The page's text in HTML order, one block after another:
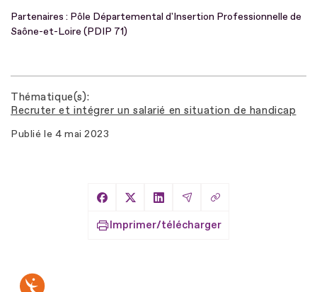
Partenaires : Pôle Départemental d'Insertion Professionnelle de
Saône-et-Loire (PDIP 71)
Thématique(s)
Recruter et intégrer un salarié en situation de handicap
Publié le 4 mai 2023
Partager sur Facebook
Partager sur X
Partager sur LinkedIn
Partager par Email
Copier le lien
Imprimer/télécharger